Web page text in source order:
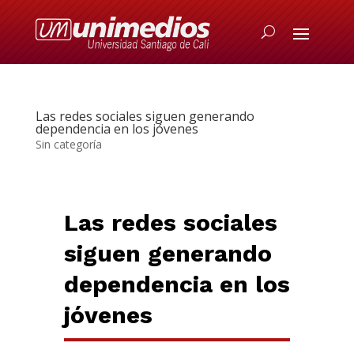
Las redes sociales siguen generando
dependencia en los jóvenes
Sin categoría
Las redes sociales
siguen generando
dependencia en los
jóvenes